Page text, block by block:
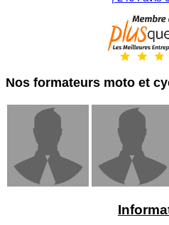
Nos formateurs moto et